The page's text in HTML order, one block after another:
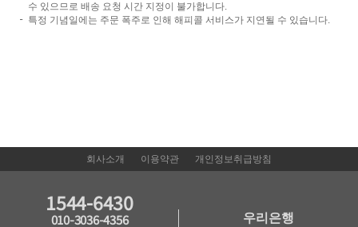
수 있으므로 배송 요청 시간 지정이 불가합니다.
특정 기념일에는 주문 폭주로 인해 해피콜 서비스가 지연될 수 있습니다.
회사소개 이용약관 개인정보취급방침
1544-6430
010-3036-4356 우리은행